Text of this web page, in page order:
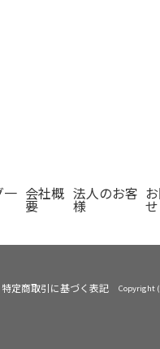
一 会社概
要
法人のお客
様 せ
特定商取引に基づく表記 Copyright